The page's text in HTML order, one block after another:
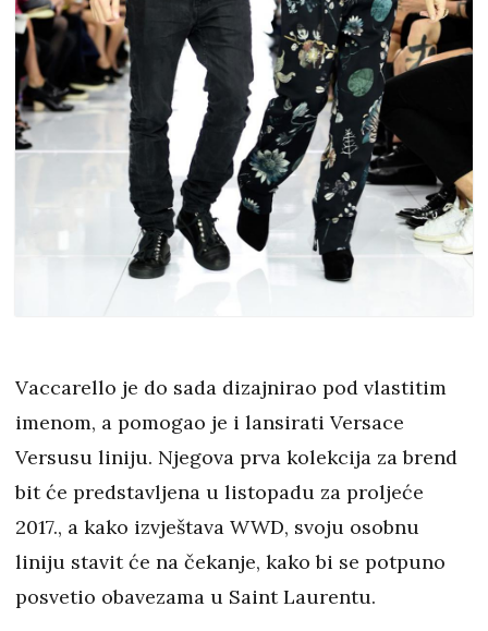
Vaccarello je do sada dizajnirao pod vlastitim
imenom, a pomogao je i lansirati Versace
Versusu liniju. Njegova prva kolekcija za brend
bit će predstavljena u listopadu za proljeće
2017., a kako izvještava WWD, svoju osobnu
liniju stavit će na čekanje, kako bi se potpuno
posvetio obavezama u Saint Laurentu.